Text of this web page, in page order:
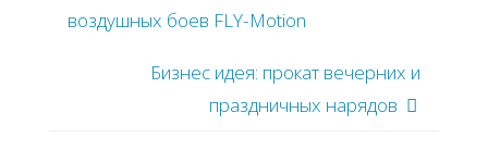
воздушных боев FLY-Motion
Бизнес идея: прокат вечерних и
праздничных нарядов